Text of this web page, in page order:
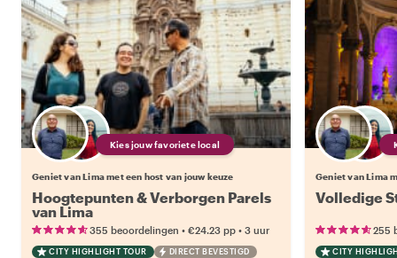
Kies jouw favoriete local
Geniet van Lima met een host van jouw keuze
Hoogtepunten & Verborgen Parels
van Lima
355 beoordelingen • €24.23 pp • 3 uur
CITY HIGHLIGHT TOUR DIRECT BEVESTIGD
Geniet van Lima
Volledige
255
CITY